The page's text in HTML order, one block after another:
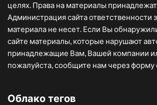
целях. Права на материалы
Администрация сайта ответственности
материала не несет. Если Вы
сайте материалы, которые нарушают
принадлежащие Вам, Вашей компании
пожалуйста, сообщите нам через форму
Облако тегов